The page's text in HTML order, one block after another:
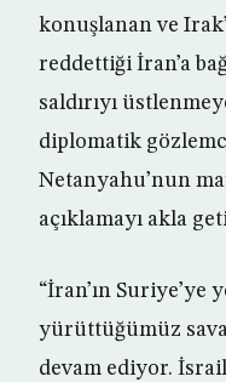
konuşlanan ve
reddettiği İran’a
saldırıyı
diplomatik
Netanyahu’nun
açıklamayı akla
“İran’ın
yürüttüğümüz
devam ediyor.